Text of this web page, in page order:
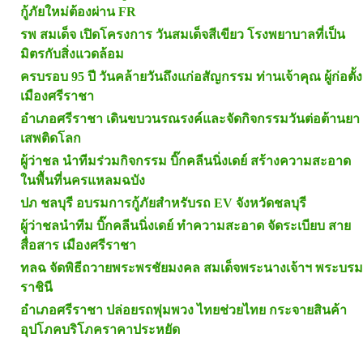
กู้ภัยใหม่ต้องผ่าน FR
รพ สมเด็จ เปิดโครงการ วันสมเด็จสีเขียว โรงพยาบาลที่เป็น
มิตรกับสิ่งแวดล้อม
ครบรอบ 95 ปี วันคล้ายวันถึงแก่อสัญกรรม ท่านเจ้าคุณ ผู้ก่อตั้ง
เมืองศรีราชา
อำเภอศรีราชา เดินขบวนรณรงค์และจัดกิจกรรมวันต่อต้านยา
เสพติดโลก
ผู้ว่าชล นำทีมร่วมกิจกรรม บิ๊กคลีนนิ่งเดย์ สร้างความสะอาด
ในพื้นที่นครแหลมฉบัง
ปภ ชลบุรี อบรมการกู้ภัยสำหรับรถ EV จังหวัดชลบุรี
ผู้ว่าชลนำทีม บิ๊กคลีนนิ่งเดย์ ทำความสะอาด จัดระเบียบ สาย
สื่อสาร เมืองศรีราชา
ทลฉ จัดพิธีถวายพระพรชัยมงคล สมเด็จพระนางเจ้าฯ พระบรม
ราชินี
อำเภอศรีราชา ปล่อยรถพุ่มพวง ไทยช่วยไทย กระจายสินค้า
อุปโภคบริโภคราคาประหยัด